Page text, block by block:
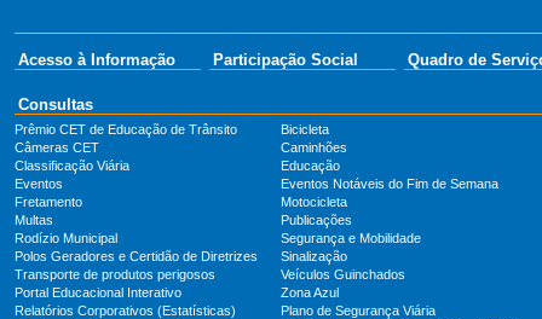
Acesso à Informação Participação Social Quadro de
Consultas
Prêmio CET de Educação de Trânsito
Bicicleta
Câmeras CET
Caminhões
Classificação Viária
Educação
Eventos
Eventos Notáveis do Fim de Semana
Fretamento
Motocicleta
Multas
Publicações
Rodízio Municipal
Segurança e Mobilidade
Polos Geradores e Certidão de Diretrizes
Sinalização
Transporte de produtos perigosos
Veículos Guinchados
Portal Educacional Interativo
Zona Azul
Relatórios Corporativos (Estatísticas)
Plano de Segurança Viária